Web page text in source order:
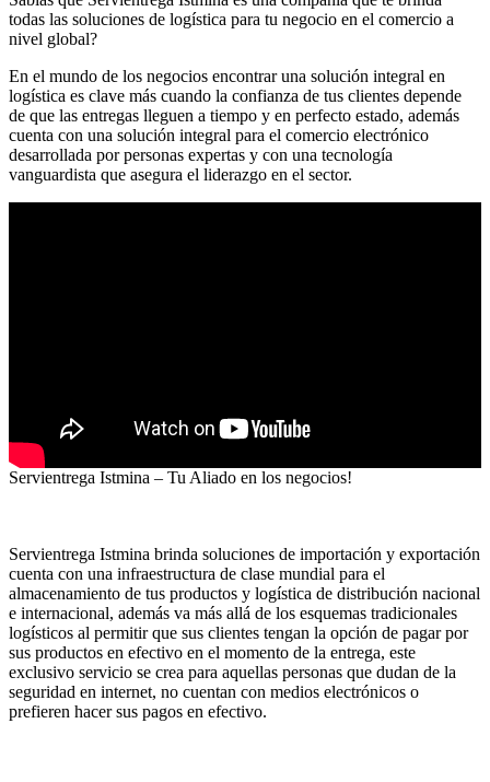
todas las soluciones de logística para tu negocio en el comercio a
nivel global?
En el mundo de los negocios encontrar una solución integral en
logística es clave más cuando la confianza de tus clientes depende
de que las entregas lleguen a tiempo y en perfecto estado, además
cuenta con una solución integral para el comercio electrónico
desarrollada por personas expertas y con una tecnología
vanguardista que asegura el liderazgo en el sector.
Servientrega Istmina – Tu Aliado en los negocios!
Servientrega Istmina brinda soluciones de importación y exportación
cuenta con una infraestructura de clase mundial para el
almacenamiento de tus productos y logística de distribución nacional
e internacional, además va más allá de los esquemas tradicionales
logísticos al permitir que sus clientes tengan la opción de pagar por
sus productos en efectivo en el momento de la entrega, este
exclusivo servicio se crea para aquellas personas que dudan de la
seguridad en internet, no cuentan con medios electrónicos o
prefieren hacer sus pagos en efectivo.